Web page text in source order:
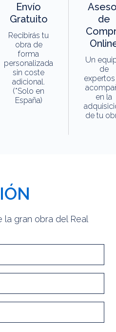
Envío
Gratuito
Recibirás tu
obra de
forma
personalizada
sin coste
adicional.
(*Solo en
España)
de
Un
de
en la
de tu
la gran obra del Real